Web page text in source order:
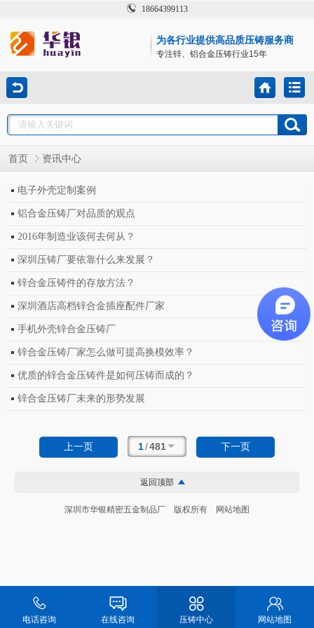
18664399113
为各行业提供高品质压铸服务商
专注锌、铝合金压铸行业15年
首页 资讯中心
电子外壳定制案例
铝合金压铸厂对品质的观点
2016年制造业该何去何从？
深圳压铸厂要依靠什么来发展？
锌合金压铸件的存放方法？
深圳酒店高档锌合金插座配件厂家
手机外壳锌合金压铸厂
锌合金压铸厂家怎么做可提高换模效率？
优质的锌合金压铸件是如何压铸而成的？
锌合金压铸厂未来的形势发展
上一页 1/481 下一页
返回顶部
深圳市华银精密五金制品厂 版权所有 网站地图
电话咨询 在线咨询 压铸中心 网站地图